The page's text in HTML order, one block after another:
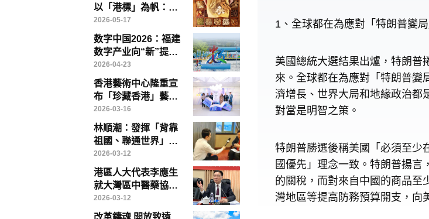
以「港標」為帆：香
港如何引領中醫藥高
質量出海
2026-05-17
数字中国2026：福建
数字产业向“新”提
“质”——写在第九届
数字中国建设峰会召
开前夕
2026-04-23
香港藝術中心隆重宣
布「珍藏香港」藝術
博覽將於「藝術三
月」盛大登場
2026-03-16
林順潮：發揮「背靠
祖國、聯通世界」優
勢，香港醫療創新、
教育與醫療旅遊大有
可為
2026-03-12
港區人大代表李應生
就大灣區中醫藥協同
發展提出具體建議 倡
成立專責政策委員會
2026-03-12
改革鑄魂 開放致遠
1、全球都在為應對「特朗普變
美國總統大選結果出爐，特朗普
來。全球都在為應對「特朗普變
濟增長、世界大局和地緣政治都
對當是明智之策。
特朗普勝選後稱美國「必須至少
國優先」理念一致。特朗普揚
的關稅，而對來自中國的商品至
灣地區等提高防務預算開支，向